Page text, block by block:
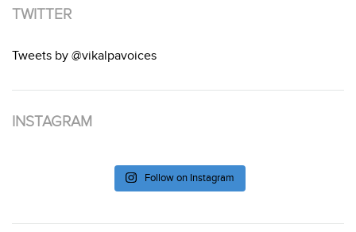
TWITTER
Tweets by @vikalpavoices
INSTAGRAM
Follow on Instagram